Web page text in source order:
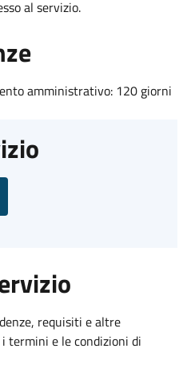
al servizio.
amministrativo: 120 giorni
requisiti e altre
termini e le condizioni di